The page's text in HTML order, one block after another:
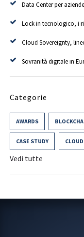
Data Center per
Lock-in tecnologico, i
Cloud Sovereignty,
Sovranità digitale in
Categorie
AWARDS
CASE STUDY CLOUD
Vedi tutte